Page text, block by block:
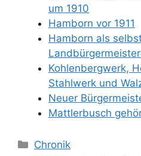
um 1910
Hamborn vor 1911
Hamborn als
Kohlenbergwerk,
Stahlwerk und
Neuer
Mattlerbusch
Kategorien
Chronik